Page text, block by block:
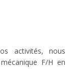
activités, nous
F/H en